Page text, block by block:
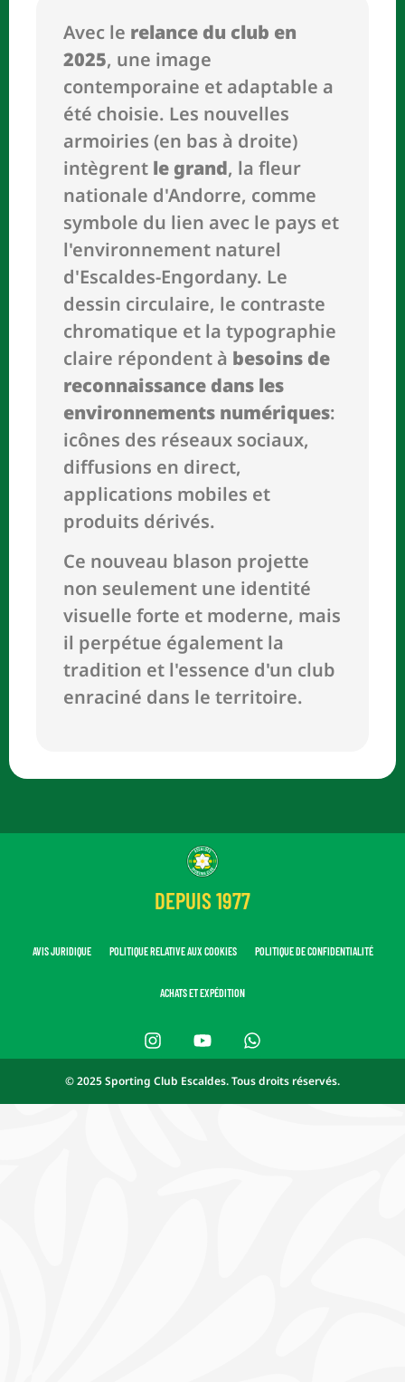
Avec le relance du club en
2025, une image
contemporaine et adaptable a
été choisie. Les nouvelles
armoiries (en bas à droite)
intègrent le grand, la fleur
nationale d'Andorre, comme
symbole du lien avec le pays et
l'environnement naturel
d'Escaldes-Engordany. Le
dessin circulaire, le contraste
chromatique et la typographie
claire répondent à besoins de
reconnaissance dans les
environnements numériques:
icônes des réseaux sociaux,
diffusions en direct,
applications mobiles et
produits dérivés.
Ce nouveau blason projette
non seulement une identité
visuelle forte et moderne, mais
il perpétue également la
tradition et l'essence d'un club
enraciné dans le territoire.
DEPUIS 1977
AVIS JURIDIQUE POLITIQUE RELATIVE AUX COOKIES POLITIQUE DE CONFIDENTIALITÉ
ACHATS ET EXPÉDITION
© 2025 Sporting Club Escaldes. Tous droits réservés.